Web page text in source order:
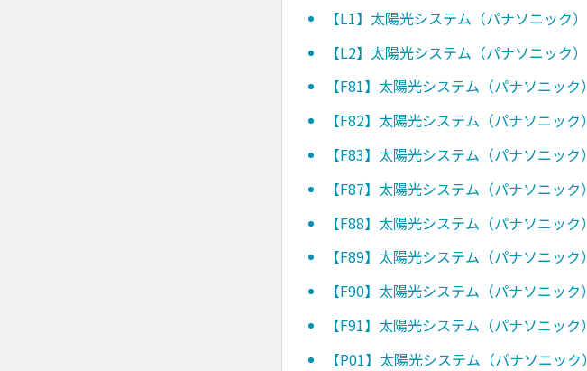
【L1】太陽光システム（パナソニック）
【L2】太陽光システム（パナソニック）
【F81】太陽光システム（パナソニック）
【F82】太陽光システム（パナソニック）
【F83】太陽光システム（パナソニック）
【F87】太陽光システム（パナソニック）
【F88】太陽光システム（パナソニック）
【F89】太陽光システム（パナソニック）
【F90】太陽光システム（パナソニック）
【F91】太陽光システム（パナソニック）
【P01】太陽光システム（パナソニック）